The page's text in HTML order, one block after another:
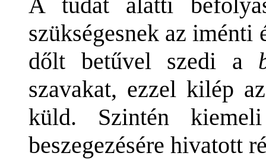
szükségesnek az
dőlt betűvel szedi a
szavakat, ezzel kilép
küld. Szintén
beszegezésére hivatott